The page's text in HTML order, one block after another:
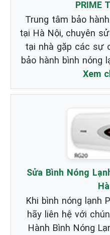
PRIME
Trung tâm bảo
tại Hà Nội, chuyên
tại nhà gặp các sự
bảo hành bình nóng
Xem
Sửa Bình Nóng
Khi bình nóng lạnh
hãy liên hệ với
Hành Bình Nóng